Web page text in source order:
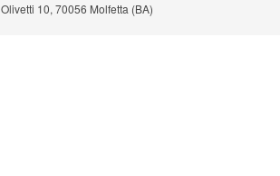
Olivetti 10, 70056 Molfetta (BA)